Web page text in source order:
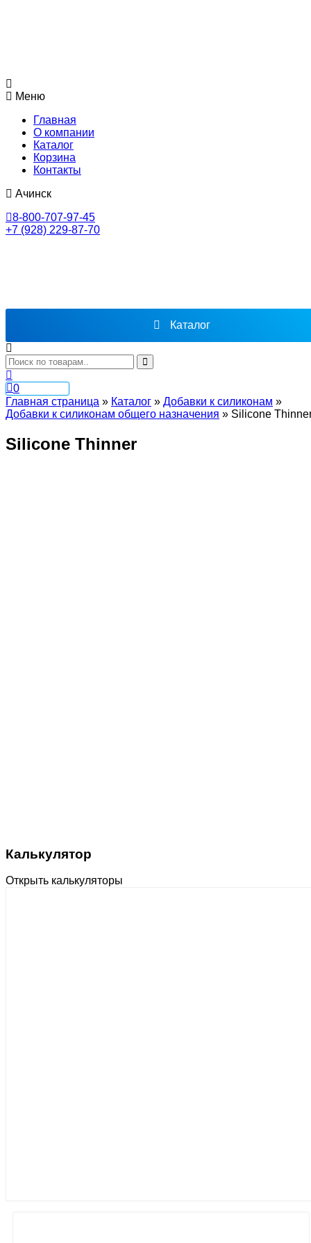
Меню
Главная
О компании
Каталог
Корзина
Контакты
Ачинск
8-800-707-97-45
+7 (928) 229-87-70
Каталог
0
Главная страница » Каталог » Добавки к силиконам »
Добавки к силиконам общего назначения » Silicone
Silicone Thinner
Калькулятор
Открыть калькуляторы